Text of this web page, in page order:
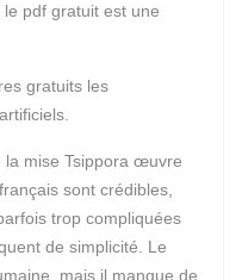
pdf gratuit est une
gratuits les
la mise Tsippora œuvre
sont crédibles,
trop compliquées
de simplicité. Le
mais il manque de